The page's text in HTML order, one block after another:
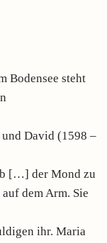
Bodensee steht
David (1598 –
[…] der Mond zu
dem Arm. Sie
ihr. Maria